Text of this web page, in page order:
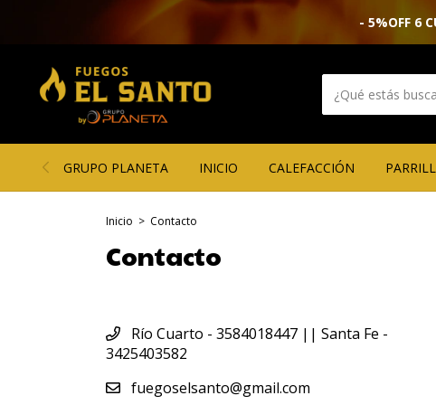
- 5%OFF 6
GRUPO PLANETA INICIO CALEFACCIÓN
Inicio > Contacto
Contacto
Río Cuarto - 3584018447 || Santa Fe -
3425403582
fuegoselsanto@gmail.com